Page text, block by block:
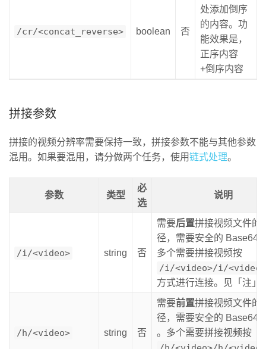
/cr/<concat_reverse> boolean 否
处添加倒序
的内容。功
能效果是，
正序内容
+倒序内容
拼接参数
拼接的视频分辨率需要保持一致，拼接参数不能与其他参数
混用。如果要混用，请分做两个任务，使用链式处理。
参数 类型
必
选
说明
/i/<video> string 否
需要后置拼接视频文件的
径，需要安全的 Base64
多个需要拼接视频按
/i/<video>/i/
方式进行连接。见「注」
/h/<video> string 否
需要前置拼接视频文件的
径，需要安全的 Base64
。多个需要拼接视频按